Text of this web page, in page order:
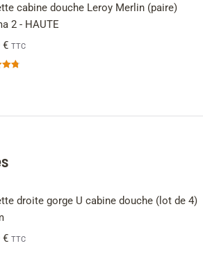
cabine douche Leroy Merlin (paire)
2 - HAUTE
€ TTC
droite gorge U cabine douche (lot de 4)
€ TTC